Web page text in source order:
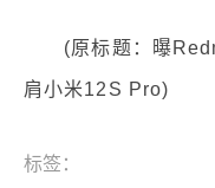
(原标题：曝
肩小米12S Pro)
标签：